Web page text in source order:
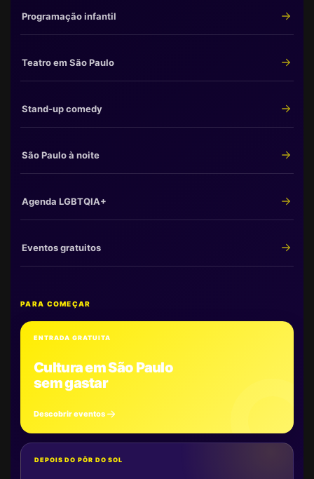
Programação infantil
Teatro em São Paulo
Stand-up comedy
São Paulo à noite
Agenda LGBTQIA+
Eventos gratuitos
PARA COMEÇAR
ENTRADA GRATUITA
Cultura em São Paulo
sem gastar
Descobrir eventos
DEPOIS DO PÔR DO SOL